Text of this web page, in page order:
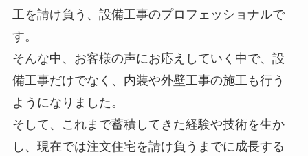
工を請け負う、設備工事のプロフェッショナルで
す。
そんな中、お客様の声にお応えしていく中で、設
備工事だけでなく、内装や外壁工事の施工も行う
ようになりました。
そして、これまで蓄積してきた経験や技術を生か
し、現在では注文住宅を請け負うまでに成長する